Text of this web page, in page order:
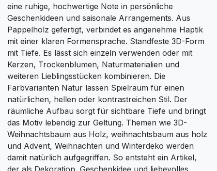
eine ruhige, hochwertige Note in persönliche
Geschenkideen und saisonale Arrangements. Aus
Pappelholz gefertigt, verbindet es angenehme Haptik
mit einer klaren Formensprache. Standfeste 3D-Form
mit Tiefe. Es lässt sich einzeln verwenden oder mit
Kerzen, Trockenblumen, Naturmaterialien und
weiteren Lieblingsstücken kombinieren. Die
Farbvarianten Natur lassen Spielraum für einen
natürlichen, hellen oder kontrastreichen Stil. Der
räumliche Aufbau sorgt für sichtbare Tiefe und bringt
das Motiv lebendig zur Geltung. Themen wie 3D-
Weihnachtsbaum aus Holz, weihnachtsbaum aus holz
und Advent, Weihnachten und Winterdeko werden
damit natürlich aufgegriffen. So entsteht ein Artikel,
der als Dekoration, Geschenkidee und liebevolles